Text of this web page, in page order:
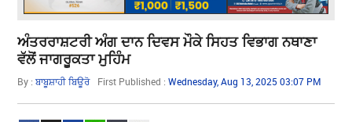
ਅੰਤਰਰਾਸ਼ਟਰੀ ਅੰਗ ਦਾਨ ਦਿਵਸ ਮੌਕੇ ਸਿਹਤ ਵਿਭਾਗ ਨਥਾਣਾ
ਵੱਲੋਂ ਜਾਗਰੂਕਤਾ ਮੁਹਿੰਮ
By :ਬਾਬੂਸ਼ਾਹੀ ਬਿਊਰੋ First Published :Wednesday, Aug 13, 2025 03:07 PM